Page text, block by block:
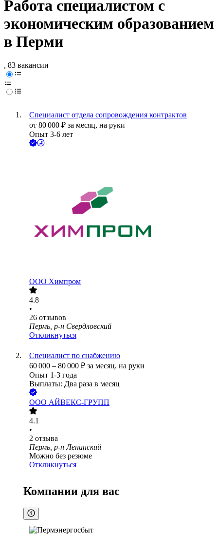
Работа специалистом с
экономическим образованием
в Перми
, 83 вакансии
Специалист отдела сопровождения контрактов
от 80 000 ₽ за месяц, на руки
Опыт 3-6 лет
ООО Химпром
4.8
•
26 отзывов
Пермь, р-н Свердловский
Откликнуться
Специалист по снабжению
60 000 – 80 000 ₽ за месяц, на руки
Опыт 1-3 года
Выплаты: Два раза в месяц
ООО АЙВЕКС-ГРУПП
4.1
•
2 отзыва
Пермь, р-н Ленинский
Можно без резюме
Откликнуться
Компании для вас